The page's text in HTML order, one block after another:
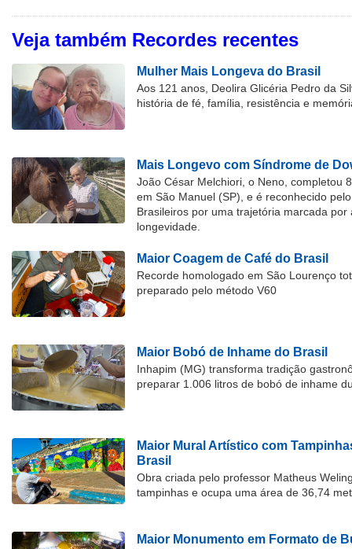
Veja também Recordes recentes
Mulher Mais Longeva do Brasil
Aos 121 anos, Deolira Glicéria Pedro da
história de fé, família, resistência e
Mais Longevo com Síndrome de
João César Melchiori, o Neno, completou
em São Manuel (SP), e é reconhecido
Brasileiros por uma trajetória marcada por
longevidade.
Maior Coagem de Café do Brasil
Recorde homologado em São Lourenço
preparado pelo método V60
Maior Bobó de Inhame do Brasil
Inhapim (MG) transforma tradição
preparar 1.006 litros de bobó de inhame
Maior Mural Artístico com
Brasil
Obra criada pelo professor Matheus
tampinhas e ocupa uma área de 36,74
Maior Monumento em Formato de